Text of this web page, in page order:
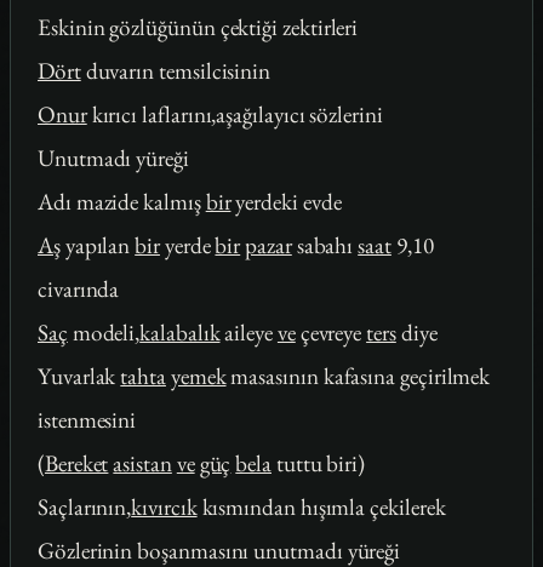
Eskinin gözlüğünün çektiği zektirleri
Dörtduvarın temsilcisinin
Onurkırıcı laflarını,aşağılayıcı sözlerini
Unutmadı yüreği
Adı mazide kalmışbiryerdeki evde
Aşyapılanbiryerdebirpazarsabahısaat9,10
civarında
Saç modeli,kalabalıkaileyeveçevreye tersdiye
Yuvarlak tahtayemekmasasının kafasına geçirilmek
istenmesini
(Bereketasistanvegüç bela tuttu biri)
Saçlarının,kıvırcıkkısmından hışımla çekilerek
Gözlerinin boşanmasını unutmadı yüreği